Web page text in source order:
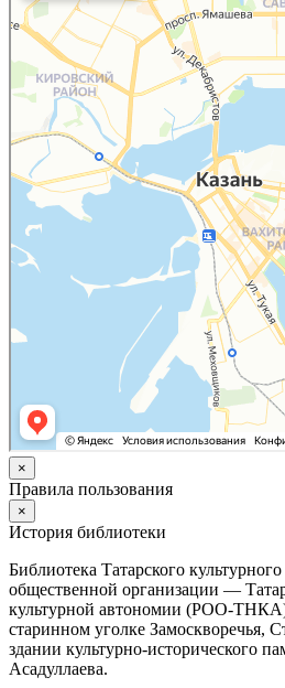
×
Правила пользования
×
История библиотеки
Библиотека Татарского
общественной организации —
культурной автономии (РОО-
старинном уголке Замоскворечья,
здании культурно-исторического
Асадуллаева.